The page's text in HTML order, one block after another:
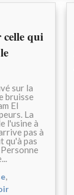
qui
sur la
bruisse
El
La
l'usine à
pas à
qu'à pas
,